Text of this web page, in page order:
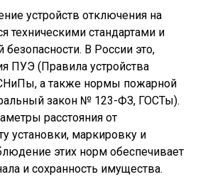
устройств отключения на
техническими стандартами и
В России это,
ПУЭ (Правила устройства
а также нормы пожарной
закон № 123-ФЗ, ГОСТы).
расстояния от
установки, маркировку и
этих норм обеспечивает
и сохранность имущества.